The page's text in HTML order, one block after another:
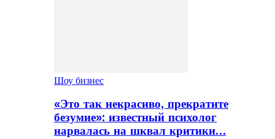
Шоу бизнес
«Это так некрасиво, прекратите
безумие»: известный психолог
нарвалась на шквал критики…